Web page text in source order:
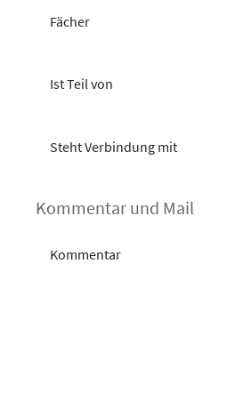
Fächer
Ist Teil von
Steht Verbindung mit
Kommentar und Mail
Kommentar